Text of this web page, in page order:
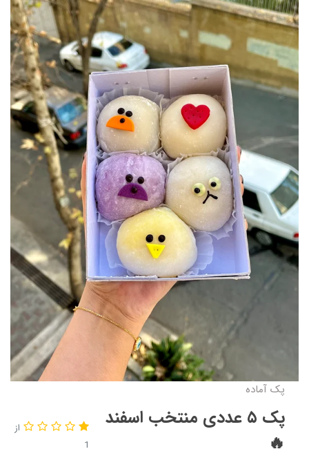
پک آماده
پک ۵ عددی منتخب اسفند
🔥
از
1